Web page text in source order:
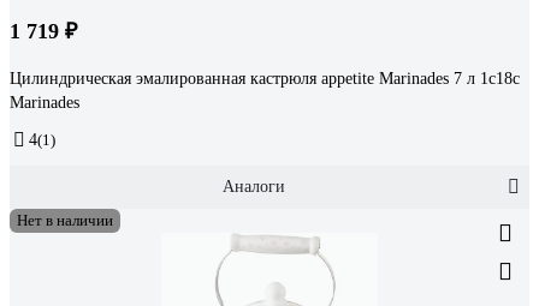
1 719 ₽
Цилиндрическая эмалированная кастрюля appetite Marinades 7 л 1с18с
Marinades
4(1)
Аналоги
Нет в наличии